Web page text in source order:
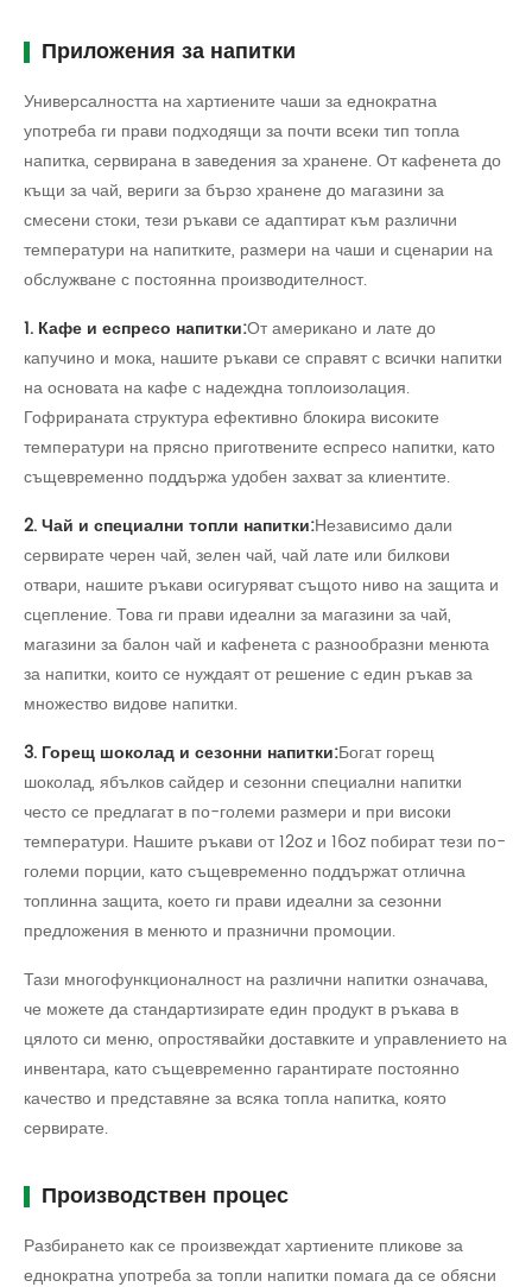
Приложения за напитки
Универсалността на хартиените чаши за еднократна
употреба ги прави подходящи за почти всеки тип топла
напитка, сервирана в заведения за хранене. От кафенета до
къщи за чай, вериги за бързо хранене до магазини за
смесени стоки, тези ръкави се адаптират към различни
температури на напитките, размери на чаши и сценарии на
обслужване с постоянна производителност.
1. Кафе и еспресо напитки:От американо и лате до
капучино и мока, нашите ръкави се справят с всички напитки
на основата на кафе с надеждна топлоизолация.
Гофрираната структура ефективно блокира високите
температури на прясно приготвените еспресо напитки, като
същевременно поддържа удобен захват за клиентите.
2. Чай и специални топли напитки:Независимо дали
сервирате черен чай, зелен чай, чай лате или билкови
отвари, нашите ръкави осигуряват същото ниво на защита и
сцепление. Това ги прави идеални за магазини за чай,
магазини за балон чай и кафенета с разнообразни менюта
за напитки, които се нуждаят от решение с един ръкав за
множество видове напитки.
3. Горещ шоколад и сезонни напитки:Богат горещ
шоколад, ябълков сайдер и сезонни специални напитки
често се предлагат в по-големи размери и при високи
температури. Нашите ръкави от 12oz и 16oz побират тези по-
големи порции, като същевременно поддържат отлична
топлинна защита, което ги прави идеални за сезонни
предложения в менюто и празнични промоции.
Тази многофункционалност на различни напитки означава,
че можете да стандартизирате един продукт в ръкава в
цялото си меню, опростявайки доставките и управлението на
инвентара, като същевременно гарантирате постоянно
качество и представяне за всяка топла напитка, която
сервирате.
Производствен процес
Разбирането как се произвеждат хартиените пликове за
еднократна употреба за топли напитки помага да се обясни